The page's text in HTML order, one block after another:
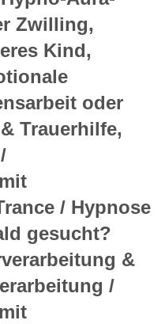
Zwilling,
Kind,
oder
Trauerhilfe,
/ Hypnose
gesucht?
&
/